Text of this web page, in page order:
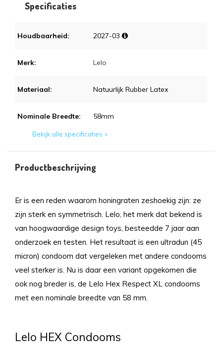
Specificaties
Houdbaarheid: 2027-03
Merk: Lelo
Materiaal: Natuurlijk Rubber Latex
Nominale Breedte: 58mm
Bekijk alle specificaties >
Productbeschrijving
Er is een reden waarom honingraten zeshoekig zijn: ze
zijn sterk en symmetrisch. Lelo, het merk dat bekend is
van hoogwaardige design toys, besteedde 7 jaar aan
onderzoek en testen. Het resultaat is een ultradun (45
micron) condoom dat vergeleken met andere condooms
veel sterker is. Nu is daar een variant opgekomen die
ook nog breder is, de Lelo Hex Respect XL condooms
met een nominale breedte van 58 mm.
Lelo HEX Condooms